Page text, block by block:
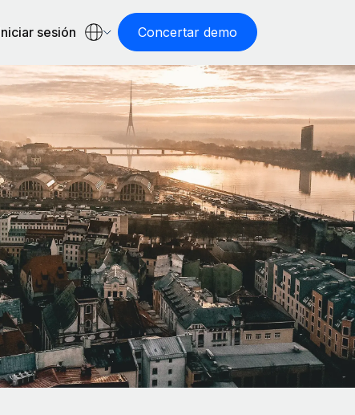
sesión Concertar demo